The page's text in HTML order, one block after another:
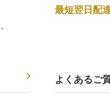
最短翌日配
よくあるご